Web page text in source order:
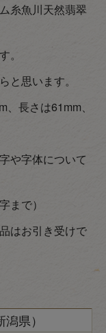
糸魚川天然翡翠
。
と思います。
長さは61mm、
や字体について
まで）
はお引き受けで
県）